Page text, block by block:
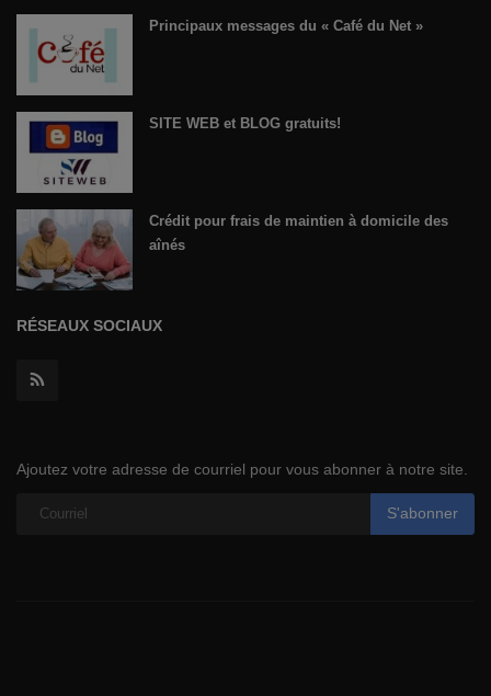
Principaux messages du « Café du Net »
SITE WEB et BLOG gratuits!
Crédit pour frais de maintien à domicile des
aînés
RÉSEAUX SOCIAUX
Ajoutez votre adresse de courriel pour vous abonner à notre site.
S'abonner